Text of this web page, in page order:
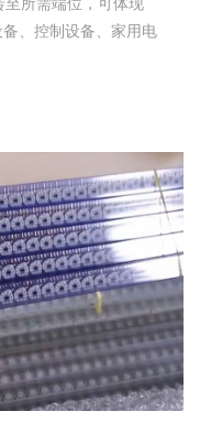
、控制设备、家用电